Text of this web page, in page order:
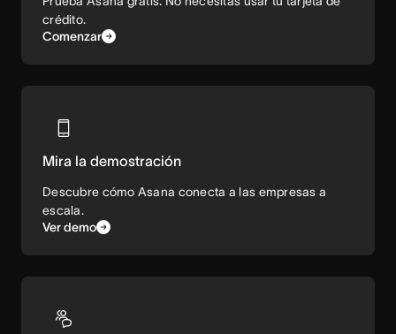
crédito.
Comenzar
Mira la demostración
Descubre cómo Asana conecta a las empresas a
escala.
Ver demo